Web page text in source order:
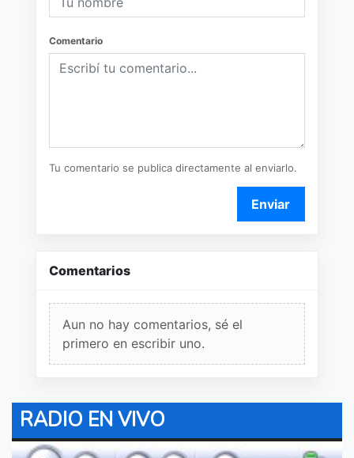
Comentario
Tu comentario se publica directamente al enviarlo.
Enviar
Comentarios
Aun no hay comentarios, sé el
primero en escribir uno.
RADIO EN VIVO